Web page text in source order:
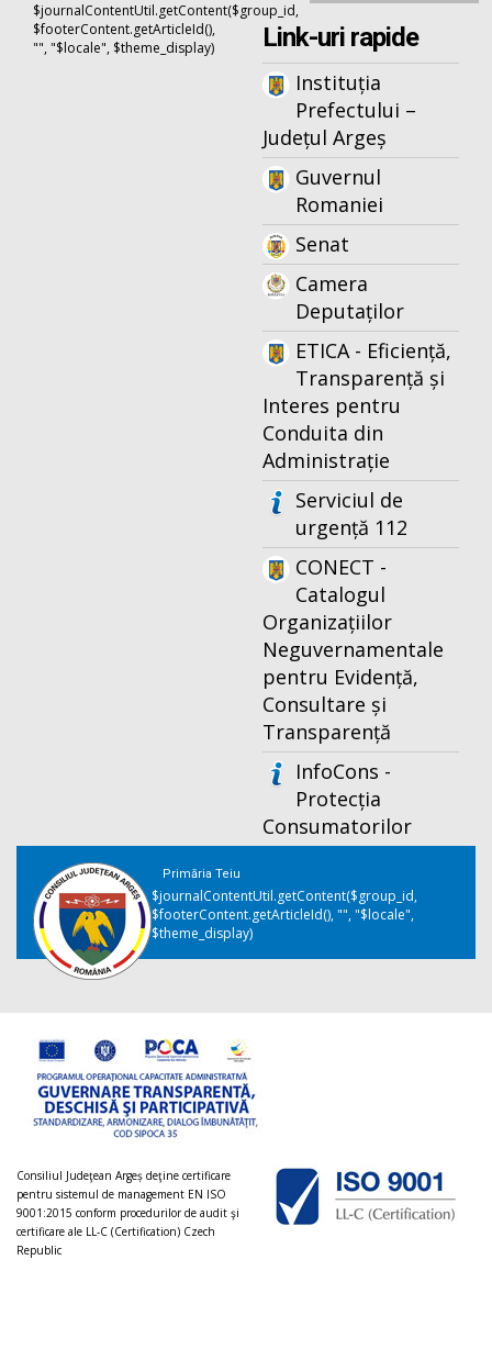
$journalContentUtil.getContent($group_id,
$footerContent.getArticleId(),
"", "$locale", $theme_display)
Link-uri rapide
Instituția
Prefectului –
Județul Argeș
Guvernul
Romaniei
Senat
Camera
Deputaților
ETICA - Eficiență,
Transparență și
Interes pentru
Conduita din
Administrație
Serviciul de
urgență 112
CONECT -
Catalogul
Organizațiilor
Neguvernamentale
pentru Evidență,
Consultare și
Transparență
InfoCons -
Protecția
Consumatorilor
Primăria Teiu
$journalContentUtil.getContent($group_id,
$footerContent.getArticleId(), "", "$locale",
$theme_display)
Consiliul Judeţean Argeș deţine certificare
pentru sistemul de management EN ISO
9001:2015 conform procedurilor de audit şi
certificare ale LL-C (Certification) Czech
Republic